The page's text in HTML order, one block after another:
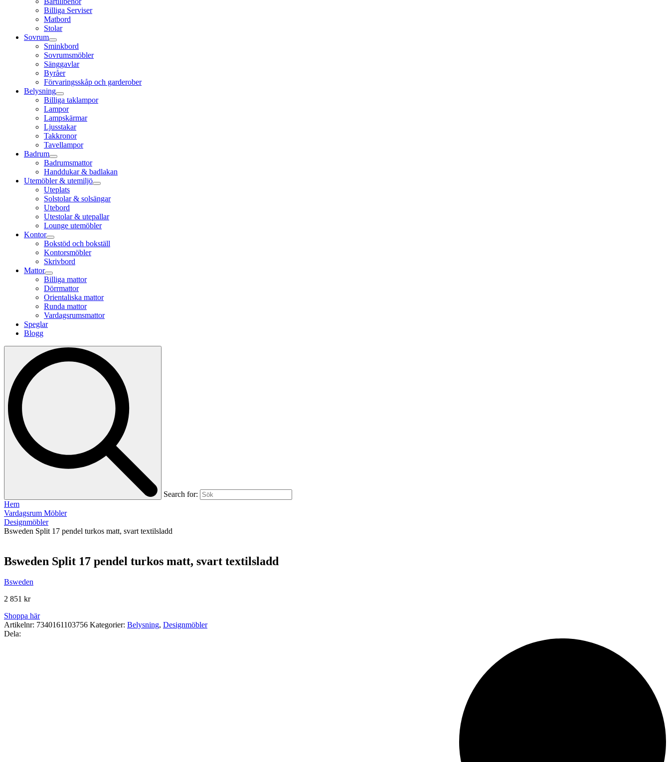
Billiga Serviser
Matbord
Stolar
Sovrum
Sminkbord
Sovrumsmöbler
Sänggavlar
Byråer
Förvaringsskåp och garderober
Belysning
Billiga taklampor
Lampor
Lampskärmar
Ljusstakar
Takkronor
Tavellampor
Badrum
Badrumsmattor
Handdukar & badlakan
Utemöbler & utemiljö
Uteplats
Solstolar & solsängar
Utebord
Utestolar & utepallar
Lounge utemöbler
Kontor
Bokstöd och bokställ
Kontorsmöbler
Skrivbord
Mattor
Billiga mattor
Dörrmattor
Orientaliska mattor
Runda mattor
Vardagsrumsmattor
Speglar
Blogg
Search for:
Hem
Vardagsrum Möbler
Designmöbler
Bsweden Split 17 pendel turkos matt, svart textilsladd
Bsweden Split 17 pendel turkos matt, svart textilsladd
Bsweden
2 851 kr
Shoppa här
Artikelnr: 7340161103756 Kategorier: Belysning, Designmöbler
Dela: